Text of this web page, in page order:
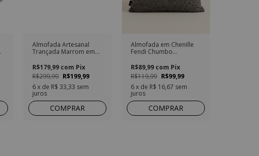
Almofada Artesanal
Trançada Marrom em
R$299,99 R$199,99
R$179,99 com Pix
6x de R$ 33,33 sem
juros
COMPRAR
Almofada em Chenille
Fendi Chumbo
R$119,99 R$99,99
R$89,99 com Pix
6x de R$ 16,67 sem
juros
COMPRAR